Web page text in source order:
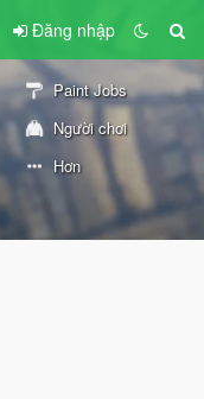
Đăng nhập
Paint Jobs
Người chơi
Hơn